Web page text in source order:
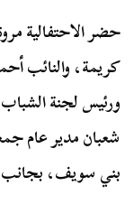
حضر الاحتفالية
كريمة، والنائب
ورئيس لجنة
شعبان مدير عام
بني سويف،